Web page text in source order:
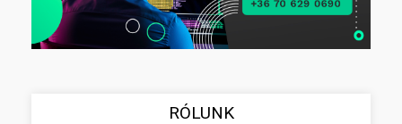
RÓLUNK